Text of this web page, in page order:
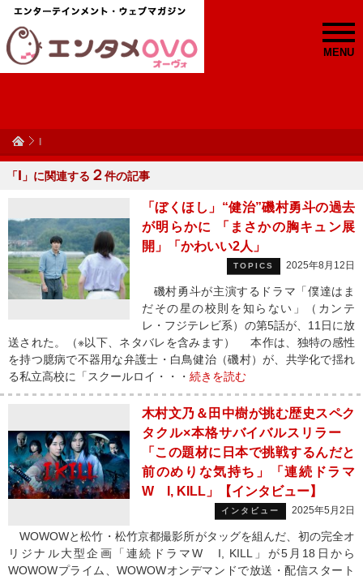
MENU
「I 」に関連する ２件の記事
「ぼくほし」“健治”磯村勇斗の過去
が明らかに 「まさかの胸キュン展
開」「かわいい2人」
TOPICS 2025年8月12日
磯村勇斗が主演するドラマ「僕達はま
だその星の校則を知らない」（カンテ
レ・フジテレビ系）の第5話が、11日に放
送された。（※以下、ネタバレを含みます） 本作は、独特の感性
を持つ臆病で不器用な弁護士・白鳥健治（磯村）が、共学化で揺れ
る私立高校に「スクールロイ・・・ 続きを読む
木村文乃＆田中樹が挑む歴史スペク
タクル×本格サバイバルスリラー
「この題材に日本で挑戦するんだと
前のめりな気持ち」「連続ドラマ
W I, KILL」【インタビュー】
インタビュー 2025年5月2日
WOWOWと松竹・松竹京都撮影所がタッグを組んだ、初の完全オ
リジナル大型企画「連続ドラマW I, KILL」が5月18日から
WOWOWプライム、WOWOWオンデマンドで放送・配信スタート